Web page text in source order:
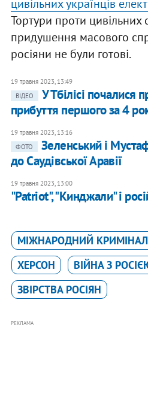
цивільних українців
Тортури проти цивільних
придушення масового
росіяни не були готові.
19 травня 2023, 13:49
ВІДЕО
У Тбілісі почалися
прибуття першого за 4
19 травня 2023, 13:16
ФОТО
Зеленський і
до Саудівської Аравії
19 травня 2023, 13:00
"Patriot", "Кинджали" і
МІЖНАРОДНИЙ
ХЕРСОН
ВІЙНА З
ЗВІРСТВА РОСІЯН
РЕКЛАМА